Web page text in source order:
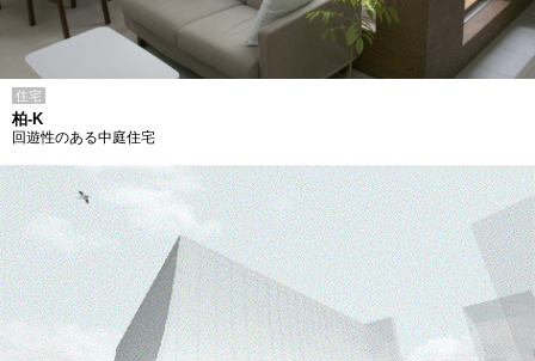
住宅
柏-K
回遊性のある中庭住宅